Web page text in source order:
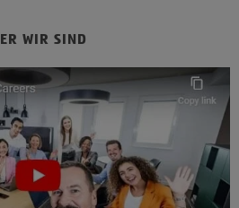
WIR SIND